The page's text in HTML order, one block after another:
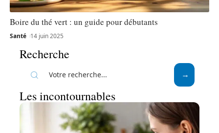
Boire du thé vert : un guide pour débutants
Santé 14 juin 2025
Recherche
Les incontournables